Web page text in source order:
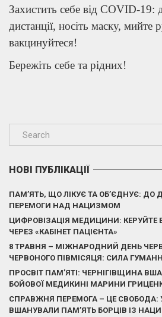
Захистить себе від COVID-19:
дистанції, носіть маску, мийте
вакцинуйтеся!
Бережіть себе та рідних!
НОВІ ПУБЛІКАЦІЇ
ПАМ’ЯТЬ, ЩО ЛІКУЄ ТА ОБ’ЄДНУЄ: ДО
ПЕРЕМОГИ НАД НАЦИЗМОМ
ЦИФРОВІЗАЦІЯ МЕДИЦИНИ:
ЧЕРЕЗ «КАБІНЕТ ПАЦІЄНТА»
8 ТРАВНЯ – МІЖНАРОДНИЙ ДЕНЬ
ЧЕРВОНОГО ПІВМІСЯЦЯ: СИЛА
ПРОСВІТ ПАМ’ЯТІ: ЧЕРНІГІВЩИНА
БОЙОВОЇ МЕДИКИНІ МАРИНИ
СПРАВЖНЯ ПЕРЕМОГА – ЦЕ СВОБОДА: У
ВШАНУВАЛИ ПАМ’ЯТЬ БОРЦІВ ІЗ